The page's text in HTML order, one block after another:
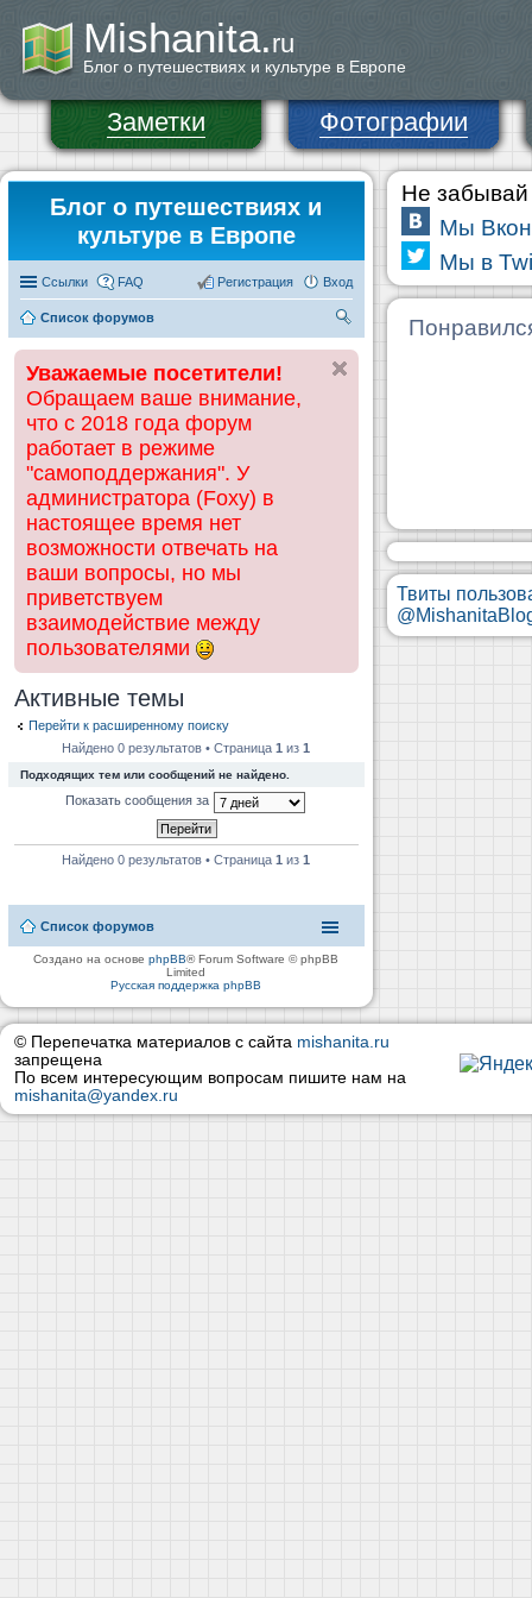
Mishanita.ru
Блог о путешествиях и культуре в Европе
Заметки Фотографии
Блог о путешествиях и
культуре в Европе
Ссылки FAQ Вход
Регистрация
Список форумов
ск
Уважаемые посетители!
Обращаем ваше внимание,
что с 2018 года форум
работает в режиме
"самоподдержания". У
администратора (Foxy) в
настоящее время нет
возможности отвечать на
ваши вопросы, но мы
приветствуем
взаимодействие между
пользователями
Активные темы
Перейти к расширенному поиску
Найдено 0 результатов • Страница1 из1
Подходящих тем или сообщений не найдено.
Показать сообщения за
Найдено 0 результатов • Страница1 из1
Список форумов
Создано на основеphpBB® Forum Software © phpBB
Limited
Русская поддержка phpBB
Не забывай
Мы
Мы в
Твиты
© Перепечатка материалов с сайта mishanita.ru
запрещена
По всем интересующим вопросам пишите нам на
mishanita@yandex.ru